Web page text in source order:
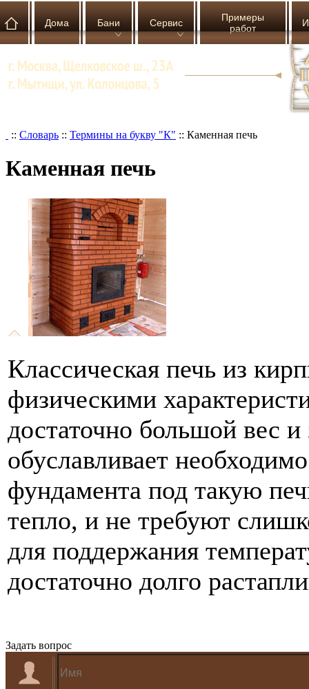
Дома Бани Сервис
Примеры
работ
:: Словарь :: Термины на букву "К" :: Каменная печь
Каменная печь
Классическая печь из
физическими
достаточно большой вес
обуславливает
фундамента под такую
тепло, и не требуют
для поддержания
достаточно долго
Задать вопрос